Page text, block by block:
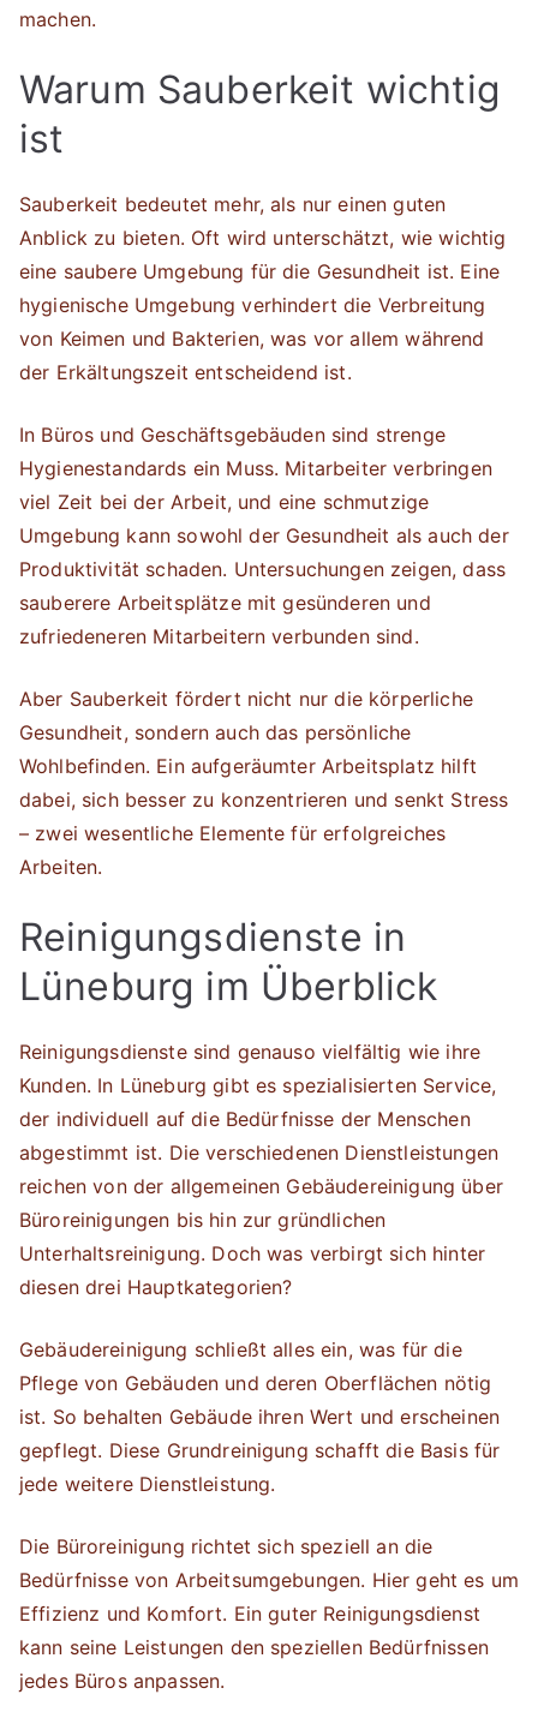
machen.
Warum Sauberkeit wichtig
ist
Sauberkeit bedeutet mehr, als nur einen guten
Anblick zu bieten. Oft wird unterschätzt, wie wichtig
eine saubere Umgebung für die Gesundheit ist. Eine
hygienische Umgebung verhindert die Verbreitung
von Keimen und Bakterien, was vor allem während
der Erkältungszeit entscheidend ist.
In Büros und Geschäftsgebäuden sind strenge
Hygienestandards ein Muss. Mitarbeiter verbringen
viel Zeit bei der Arbeit, und eine schmutzige
Umgebung kann sowohl der Gesundheit als auch der
Produktivität schaden. Untersuchungen zeigen, dass
sauberere Arbeitsplätze mit gesünderen und
zufriedeneren Mitarbeitern verbunden sind.
Aber Sauberkeit fördert nicht nur die körperliche
Gesundheit, sondern auch das persönliche
Wohlbefinden. Ein aufgeräumter Arbeitsplatz hilft
dabei, sich besser zu konzentrieren und senkt Stress
– zwei wesentliche Elemente für erfolgreiches
Arbeiten.
Reinigungsdienste in
Lüneburg im Überblick
Reinigungsdienste sind genauso vielfältig wie ihre
Kunden. In Lüneburg gibt es spezialisierten Service,
der individuell auf die Bedürfnisse der Menschen
abgestimmt ist. Die verschiedenen Dienstleistungen
reichen von der allgemeinen Gebäudereinigung über
Büroreinigungen bis hin zur gründlichen
Unterhaltsreinigung. Doch was verbirgt sich hinter
diesen drei Hauptkategorien?
Gebäudereinigung schließt alles ein, was für die
Pflege von Gebäuden und deren Oberflächen nötig
ist. So behalten Gebäude ihren Wert und erscheinen
gepflegt. Diese Grundreinigung schafft die Basis für
jede weitere Dienstleistung.
Die Büroreinigung richtet sich speziell an die
Bedürfnisse von Arbeitsumgebungen. Hier geht es um
Effizienz und Komfort. Ein guter Reinigungsdienst
kann seine Leistungen den speziellen Bedürfnissen
jedes Büros anpassen.